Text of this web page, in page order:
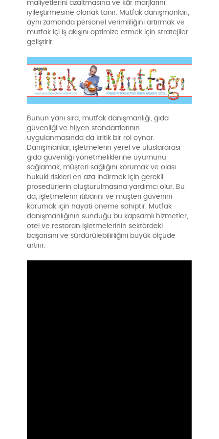
maliyetlerini azaltmasına ve kâr marjlarını
iyileştirmesine olanak tanır. Mutfak danışmanları,
aynı zamanda personel verimliliğini artırmak ve
mutfak içi iş akışını optimize etmek için stratejiler
geliştirir.
Bunun yanı sıra, mutfak danışmanlığı, gıda
güvenliği ve hijyen standartlarının
uygulanmasında da kritik bir rol oynar.
Danışmanlar, işletmelerin yerel ve uluslararası
gıda güvenliği yönetmeliklerine uyumunu
sağlamak, müşteri sağlığını korumak ve olası
hukuki riskleri en aza indirmek için gerekli
prosedürlerin oluşturulmasına yardımcı olur. Bu
da, işletmelerin itibarını ve müşteri güvenini
korumak için hayati öneme sahiptir. Mutfak
danışmanlığının sunduğu bu kapsamlı hizmetler,
otel ve restoran işletmelerinin sektördeki
başarısını ve sürdürülebilirliğini büyük ölçüde
artırır.